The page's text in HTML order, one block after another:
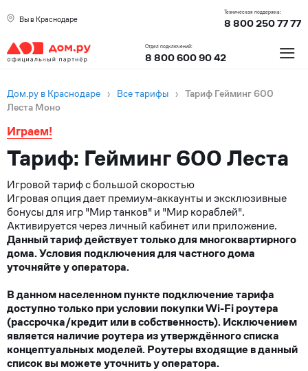
Вы в Краснодаре
Техническая поддержка:
8 800 250 77 77
Отдел подключений:
8 800 600 90 42 ≡
Дом.ру в Краснодаре › Все тарифы › Тариф Гейминг 600
Леста Моно
Играем!
Тариф: Гейминг 600 Леста
Игровой тариф с большой скоростью
Игровая опция дает премиум-аккаунты и эксклюзивные
бонусы для игр "Мир танков" и "Мир кораблей".
Активируется через личный кабинет или приложение.
Данный тариф действует только для многоквартирного
дома. Условия подключения для частного дома
уточняйте у оператора.
В данном населенном пункте подключение тарифа
доступно только при условии покупки Wi-Fi роутера
(рассрочка/кредит или в собственность). Исключением
является наличие роутера из утверждённого списка
концептуальных моделей. Роутеры входящие в данный
список вы можете уточнить у оператора.